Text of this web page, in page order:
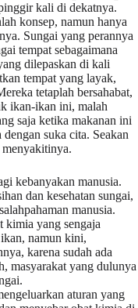
kali di dekatnya.
konsep, namun hanya
Sungai yang perannya
tempat sebagaimana
dilepaskan di kali
tempat yang layak,
tetaplah bersahabat,
ikan-ikan ini, malah
saja ketika makanan ini
suka cita. Seakan
menyakitinya.
kebanyakan manusia.
dan kesehatan sungai,
manusia.
kimia yang sengaja
namun kini,
karena sudah ada
masyarakat yang dulunya
aturan yang